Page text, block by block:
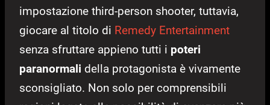
impostazione third-person shooter, tuttavia,
giocare al titolo di Remedy Entertainment
senza sfruttare appieno tutti i poteri
paranormali della protagonista è vivamente
sconsigliato. Non solo per comprensibili